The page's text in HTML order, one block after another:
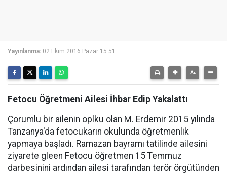
Yayınlanma: 02 Ekim 2016 Pazar 15:51
Fetocu Öğretmeni Ailesi İhbar Edip Yakalattı
Çorumlu bir ailenin oplku olan M. Erdemir 2015 yılında
Tanzanya'da fetocukarın okulunda öğretmenlik
yapmaya başladı. Ramazan bayramı tatilinde ailesini
ziyarete gleen Fetocu öğretmen 15 Temmuz
darbesinini ardından ailesi tarafından terör örgütünden